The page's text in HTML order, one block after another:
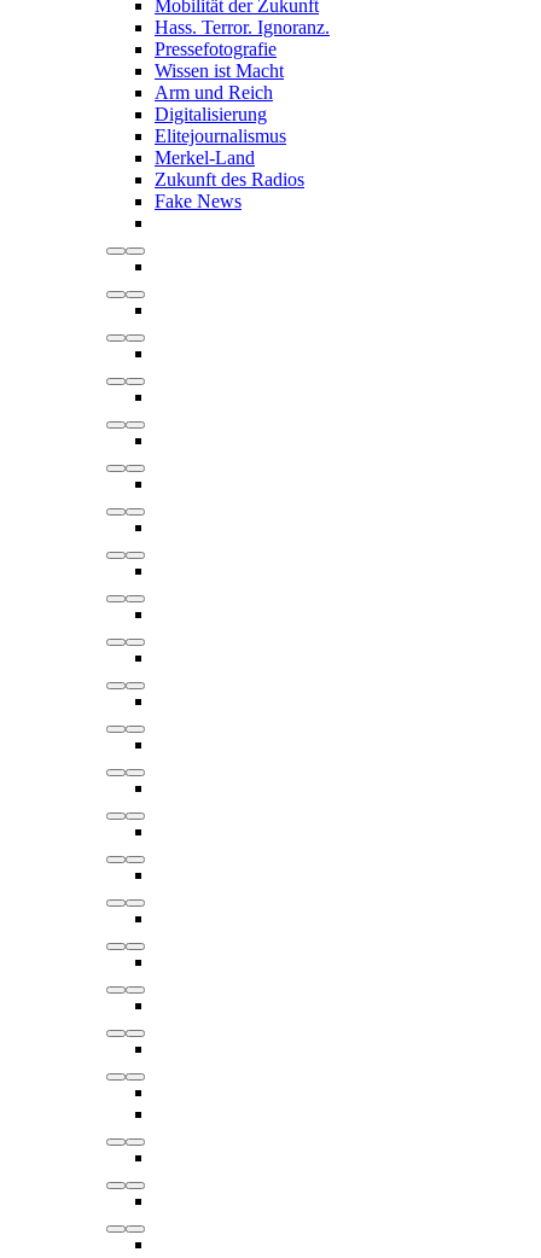
Mobilität der Zukunft
Hass. Terror. Ignoranz.
Pressefotografie
Wissen ist Macht
Arm und Reich
Digitalisierung
Elitejournalismus
Merkel-Land
Zukunft des Radios
Fake News